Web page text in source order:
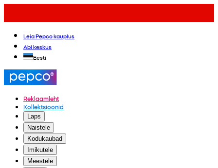
Leia Pepco kauplus
Abi keskus
Eesti
Reklaamleht
Kollektsioonid
Laps
Naistele
Kodukaubad
Imikutele
Meestele